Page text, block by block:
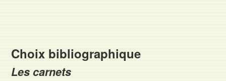
Choix bibliographique
Les carnets